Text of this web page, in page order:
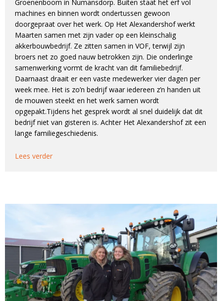
Groenenboom in Numansdorp. Buiten staat het erf vol
machines en binnen wordt ondertussen gewoon
doorgepraat over het werk. Op Het Alexandershof werkt
Maarten samen met zijn vader op een kleinschalig
akkerbouwbedrijf. Ze zitten samen in VOF, terwijl zijn
broers net zo goed nauw betrokken zijn. Die onderlinge
samenwerking vormt de kracht van dit familiebedrijf.
Daarnaast draait er een vaste medewerker vier dagen per
week mee. Het is zo’n bedrijf waar iedereen z’n handen uit
de mouwen steekt en het werk samen wordt
opgepakt.Tijdens het gesprek wordt al snel duidelijk dat dit
bedrijf niet van gisteren is. Achter Het Alexandershof zit een
lange familiegeschiedenis.
Lees verder